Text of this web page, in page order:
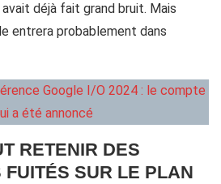
déjà fait grand bruit. Mais
entrera probablement dans
Google I/O 2024 : le compte
a été annoncé
RETENIR DES
FUITÉS SUR LE PLAN